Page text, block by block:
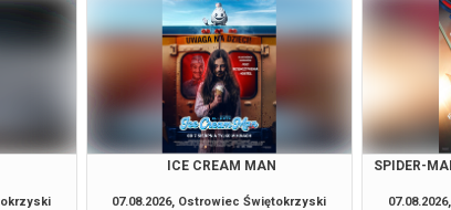
ICE CREAM MAN
07.08.2026, Ostrowiec Świętokrzyski
SPIDER-